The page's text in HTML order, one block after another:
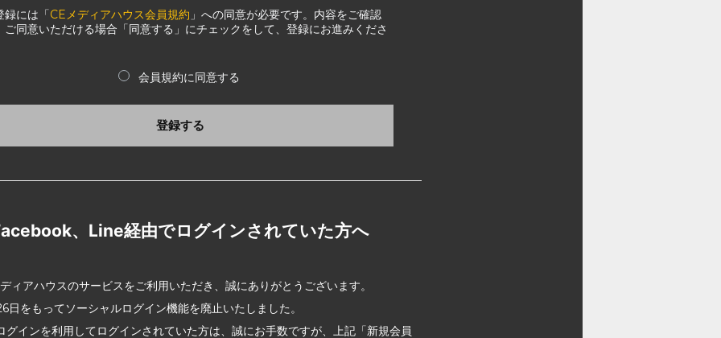
録には「CEメディアハウス会員規約 」への同意が必要です。内容をご確認
ご同意いただける場合「同意する」にチェックをして、登録にお進みくださ
会員規約に同意する
登録する
、Line経由でログインされていた方へ
ィアハウスのサービスをご利用いただき、誠にありがとうございます。
日をもってソーシャルログイン機能を廃止いたしました。
グインを利用してログインされていた方は、誠にお手数ですが、上記「新規会員